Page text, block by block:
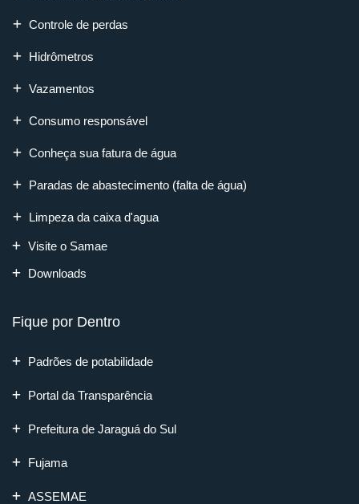
Controle de perdas
Hidrômetros
Vazamentos
Consumo responsável
Conheça sua fatura de água
Paradas de abastecimento (falta de água)
Limpeza da caixa d'agua
Visite o Samae
Downloads
Fique por Dentro
Padrões de potabilidade
Portal da Transparência
Prefeitura de Jaraguá do Sul
Fujama
ASSEMAE